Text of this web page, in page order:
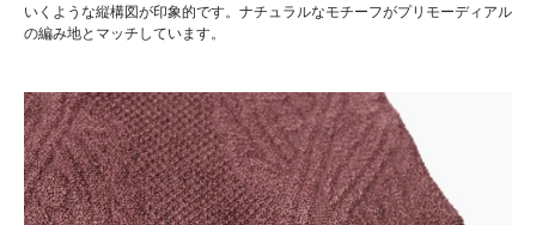
いくような縦構図が印象的です。ナチュラルなモチーフがプリモーディアル
の編み地とマッチしています。